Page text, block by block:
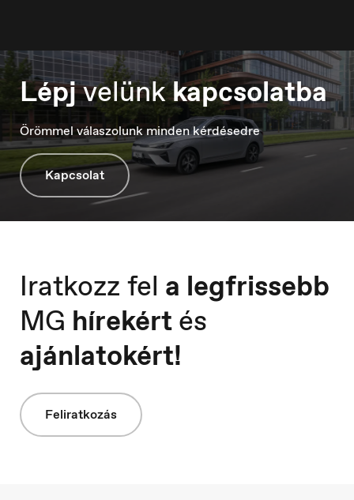
Ísland
Íslenska
Italia
Italiano
Luxembourg
Français
Lépjvelünkkapcsolatba
Örömmel válaszolunk minden kérdésedre
Kapcsolat
Iratkozz fel a legfrissebb
MG hírekértés
ajánlatokért!
Feliratkozás